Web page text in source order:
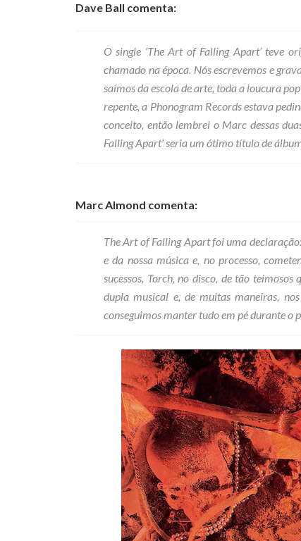
Dave Ball comenta:
O single ‘The Art of Falling Apart’ teve
chamado na época. Nós escrevemos e
saímos da escola de arte, toda a loucura
repente, a Phonogram Records estava
conceito, então lembrei o Marc dessas
Falling Apart’ seria um ótimo título de
Marc Almond comenta:
The Art of Falling Apart foi uma
e da nossa música e, no processo,
sucessos, Torch, no disco, de tão
dupla musical e, de muitas maneiras,
conseguimos manter tudo em pé durante o